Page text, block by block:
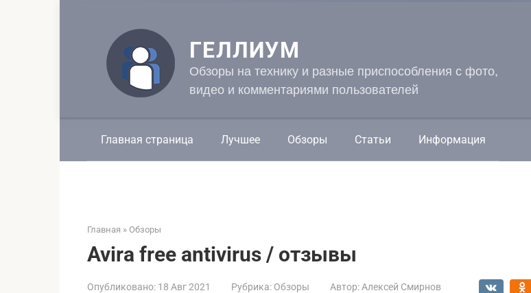
ГЕЛЛИУМ
Обзоры на технику и разные приспособления с фото,
видео и комментариями пользователей
Главная страница Лучшее Обзоры Статьи Информация
Главная » Обзоры
Avira free antivirus / отзывы
Опубликовано: 18 Авг 2021 Рубрика: Обзоры Автор: Алексей Смирнов